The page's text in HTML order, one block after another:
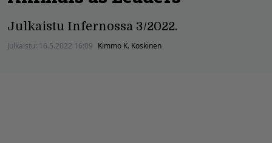
Julkaistu Infernossa 3/2022.
Julkaistu: 16.5.2022 16:09 Kimmo K. Koskinen